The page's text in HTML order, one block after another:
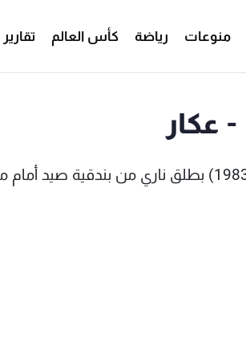
منوعات رياضة كأس العالم
عكار
قضى الشاب حسين محمود ثليجة (مواليد 1983) بطلق ناري من